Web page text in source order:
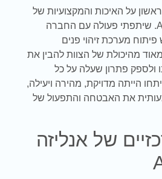
על האיכות והמקצועיות של
AI DEVELOPMENTS. שיתפתי פעולה עם החברה
מערכת זיהוי פנים
מהיכולת של הצוות להבין את
ולספק פתרון שעלה על כל
הייתה מדויקת, מהירה ויעילה,
את האבטחה והתפעול של
של אנליזה